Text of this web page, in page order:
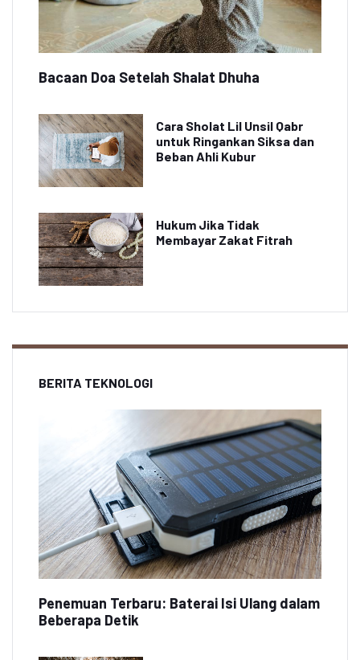
Bacaan Doa Setelah Shalat Dhuha
Cara Sholat Lil Unsil Qabr
untuk Ringankan Siksa dan
Beban Ahli Kubur
Hukum Jika Tidak
Membayar Zakat Fitrah
BERITA TEKNOLOGI
Penemuan Terbaru: Baterai Isi Ulang dalam
Beberapa Detik